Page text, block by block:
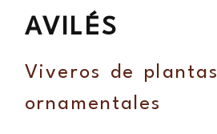
AVILÉS
Viveros de plantas
ornamentales